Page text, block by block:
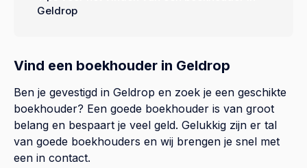
Vind een boekhouder in Geldrop
Ben je gevestigd in Geldrop en zoek je een geschikte
boekhouder? Een goede boekhouder is van groot
belang en bespaart je veel geld. Gelukkig zijn er tal
van goede boekhouders en wij brengen je snel met
een in contact.
Geldrop